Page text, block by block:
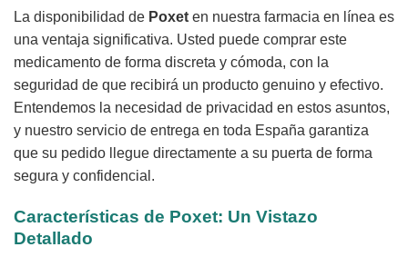
La disponibilidad de Poxet en nuestra farmacia en línea es
una ventaja significativa. Usted puede comprar este
medicamento de forma discreta y cómoda, con la
seguridad de que recibirá un producto genuino y efectivo.
Entendemos la necesidad de privacidad en estos asuntos,
y nuestro servicio de entrega en toda España garantiza
que su pedido llegue directamente a su puerta de forma
segura y confidencial.
Características de Poxet: Un Vistazo
Detallado